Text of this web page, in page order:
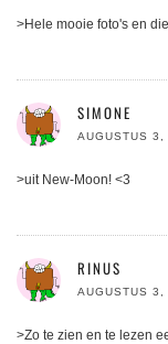
>Hele mooie foto's en
SIMONE
AUGUSTUS
>uit New-Moon! <3
RINUS
AUGUSTUS
>Zo te zien en te lezen